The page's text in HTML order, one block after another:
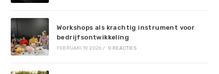
Workshops als krachtig instrument voor
bedrijfsontwikkeling
FEBRUARI 19, 2026 / 0 REACTIES